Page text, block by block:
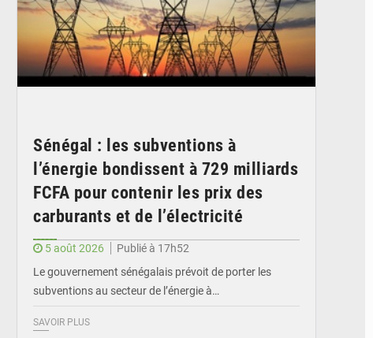
Sénégal : les subventions à
l’énergie bondissent à 729 milliards
FCFA pour contenir les prix des
carburants et de l’électricité
5 août 2026
Publié à 17h52
Le gouvernement sénégalais prévoit de porter les
subventions au secteur de l’énergie à…
SAVOIR PLUS